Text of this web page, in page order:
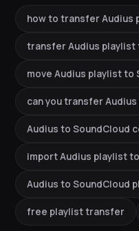
how to transfer Audius
transfer Audius playlist
move Audius playlist to
can you transfer
Audius to SoundCloud
import Audius playlist
Audius to SoundCloud
free playlist transfer